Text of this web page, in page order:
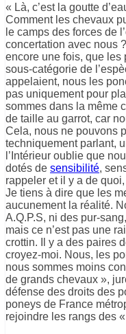
« Là, c’est la goutte
Comment les chevaux
le camps des forces de
concertation avec nous
encore une fois, que les
sous-catégorie de
appelaient, nous les
pas uniquement pour
sommes dans la même
de taille au garrot, car
Cela, nous ne pouvons
techniquement parlant,
l’Intérieur oublie que
dotés de sensibilité,
rappeler et il y a de
Je tiens à dire que les
aucunement la réalité.
A.Q.P.S, ni des pur-
mais ce n’est pas une
crottin. Il y a des paires
croyez-moi. Nous, les
nous sommes moins
de grands chevaux »,
défense des droits des
poneys de France
rejoindre les rangs des